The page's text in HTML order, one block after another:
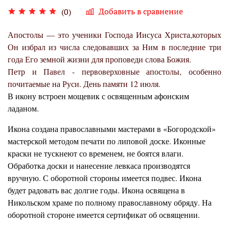
(0) Добавить в сравнение
Апостолы — это ученики Господа Иисуса Христа,которых
Он избрал из числа следовавших за Ним в последние три
года Его земной жизни для проповеди слова Божия.
Петр и Павел - первоверховные апостолы, особенно
почитаемые на Руси. День памяти 12 июля.
В икону встроен мощевик с освященным афонским
ладаном.
Икона создана православными мастерами в «Богородской»
мастерской методом печати по липовой доске. Иконные
краски не тускнеют со временем, не боятся влаги.
Обработка доски и нанесение левкаса производятся
вручную. С оборотной стороны имеется подвес. Икона
будет радовать вас долгие годы. Икона освящена в
Никольском храме по полному православному обряду. На
оборотной стороне имеется сертификат об освящении.